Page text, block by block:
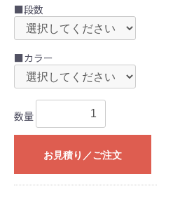
■段数
■カラー
数量
お見積り／ご注文